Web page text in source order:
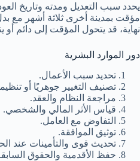
يحدد سبب التعديل ومدته وتاريخ
مؤقت بمدينة أخرى ثلاثة أشهر مع
نهاية، قد يتحول المؤقت إلى دائم أو
دور الموارد البشرية
تحديد سبب الأعمال.
تصنيف التغيير جوهريًا أو
مراجعة النظام والعقد.
قياس الأثر المالي والشخصي.
التفاوض مع العامل.
توثيق الموافقة.
تحديث قوى والتأمينات عند
حفظ الأقدمية والحقوق